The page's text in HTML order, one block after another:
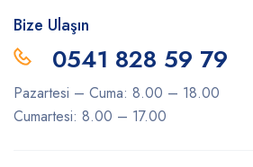
Bize Ulaşın
0541 828 59 79
Pazartesi – Cuma: 8.00 – 18.00
Cumartesi: 8.00 – 17.00